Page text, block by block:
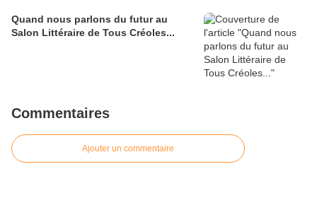
Quand nous parlons du futur au
Salon Littéraire de Tous Créoles...
Commentaires
Ajouter un commentaire